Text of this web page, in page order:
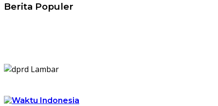
Berita Populer